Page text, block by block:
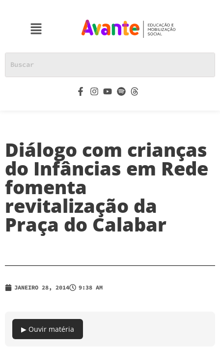
Diálogo com crianças
do Infâncias em Rede
fomenta
revitalização da
Praça do Calabar
JANEIRO 28, 2014 9:38 AM
▶ Ouvir matéria